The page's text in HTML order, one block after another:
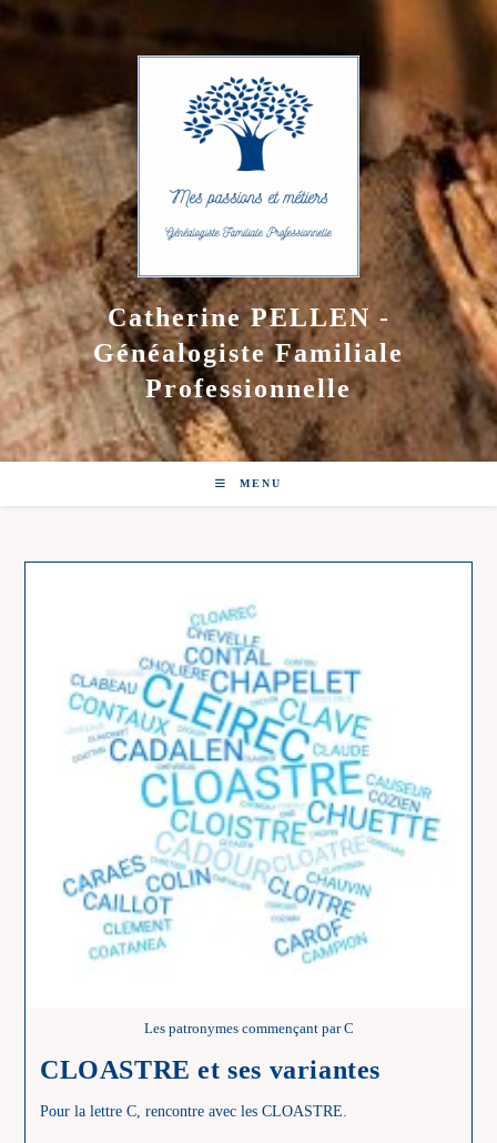
Catherine PELLEN -
Généalogiste Familiale
Professionnelle
MENU
Les patronymes commençant par C
CLOASTRE et ses variantes
Pour la lettre C, rencontre avec les CLOASTRE.